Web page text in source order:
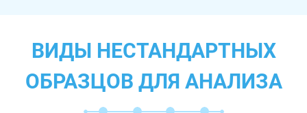
ВИДЫ НЕСТАНДАРТНЫХ
ОБРАЗЦОВ ДЛЯ АНАЛИЗА